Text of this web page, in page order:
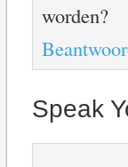
worden?
Speak